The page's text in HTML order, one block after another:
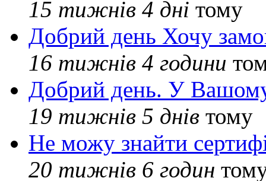
15 тижнів 4 дні тому
Добрий день Хочу
16 тижнів 4 години
Добрий день. У Вашому
19 тижнів 5 днів тому
Не можу знайти
20 тижнів 6 годин